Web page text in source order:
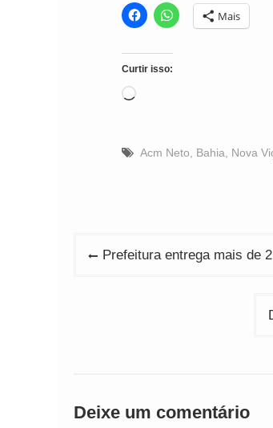
Mais
Curtir isso:
Carregando...
Acm Neto, Bahia, Nova
Navegação
Prefeitura entrega mais de
Deixe um comentário